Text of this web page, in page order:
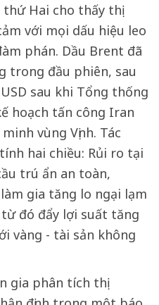
Hai cho thấy thị
với mọi dấu hiệu leo
phán. Dầu Brent đã
trong đầu phiên, sau
sau khi Tổng thống
hoạch tấn công Iran
vùng Vịnh. Tác
hai chiều: Rủi ro tại
trú ẩn an toàn,
gia tăng lo ngại lạm
đó đẩy lợi suất tăng
vàng - tài sản không
gia phân tích thị